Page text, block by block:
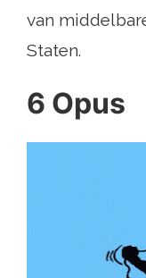
van
Staten.
6 Opus